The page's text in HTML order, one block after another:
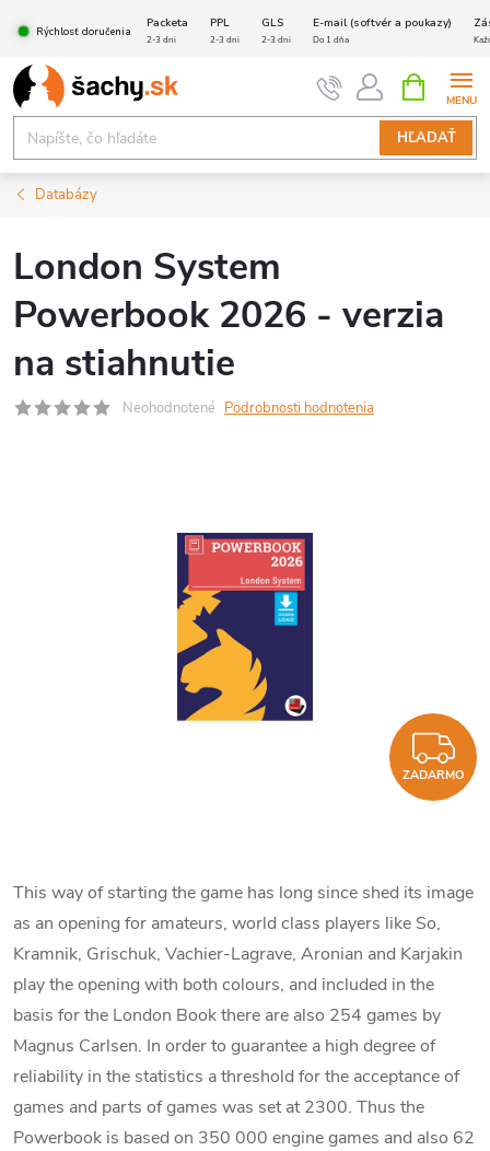
obsah
Rýchlosť doručenia
Packeta PPL GLS E-mail (softvér a poukazy)
2-3 dni 2-3 dni 2-3 dni Do 1 dňa
HĽADAŤ
KOŠÍK
Databázy
London System
Powerbook 2026 - verzia
na stiahnutie
Neohodnotené Podrobnosti hodnotenia
ZADARMO
This way of starting the game has long since shed its image
as an opening for amateurs, world class players like So,
Kramnik, Grischuk, Vachier-Lagrave, Aronian and Karjakin
play the opening with both colours, and included in the
basis for the London Book there are also 254 games by
Magnus Carlsen. In order to guarantee a high degree of
reliability in the statistics a threshold for the acceptance of
games and parts of games was set at 2300. Thus the
Powerbook is based on 350 000 engine games and also 62